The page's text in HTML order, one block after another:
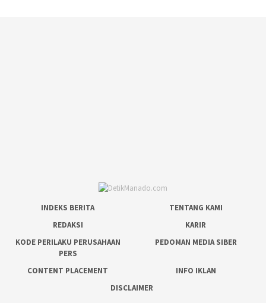
INDEKS BERITA
TENTANG KAMI
REDAKSI
KARIR
KODE PERILAKU PERUSAHAAN
PERS
PEDOMAN MEDIA SIBER
CONTENT PLACEMENT
INFO IKLAN
DISCLAIMER